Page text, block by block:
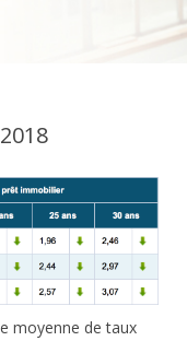
moyenne de taux